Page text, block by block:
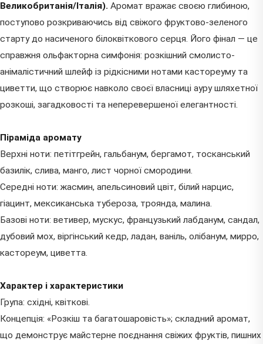
Великобританія/Італія). Аромат вражає своєю глибиною,
поступово розкриваючись від свіжого фруктово-зеленого
старту до насиченого білоквіткового серця. Його фінал — це
справжня ольфакторна симфонія: розкішний смолисто-
анімалістичний шлейф із рідкісними нотами кастореуму та
циветти, що створює навколо своєї власниці ауру шляхетної
розкоші, загадковості та неперевершеної елегантності.
Піраміда аромату
Верхні ноти: петітгрейн, гальбанум, бергамот, тосканський
базилік, слива, манго, лист чорної смородини.
Середні ноти: жасмин, апельсиновий цвіт, білий нарцис,
гіацинт, мексиканська тубероза, троянда, малина.
Базові ноти: ветивер, мускус, французький лабданум, сандал,
дубовий мох, віргінський кедр, ладан, ваніль, олібанум, мирро,
кастореум, циветта.
Характер і характеристики
Група: східні, квіткові.
Концепція: «Розкіш та багатошаровість»; складний аромат,
що демонструє майстерне поєднання свіжих фруктів, пишних